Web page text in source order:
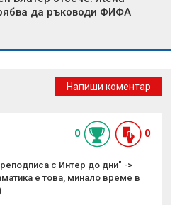
да ръководи ФИФА
Напиши коментар
0 0
с Интер до дни" ->
е това, минало време в